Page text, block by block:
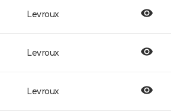
Levroux
Levroux
Levroux